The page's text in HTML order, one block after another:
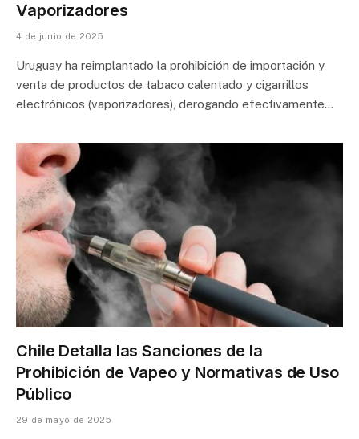
Vaporizadores
4 de junio de 2025
Uruguay ha reimplantado la prohibición de importación y
venta de productos de tabaco calentado y cigarrillos
electrónicos (vaporizadores), derogando efectivamente…
Chile Detalla las Sanciones de la
Prohibición de Vapeo y Normativas de Uso
Público
29 de mayo de 2025